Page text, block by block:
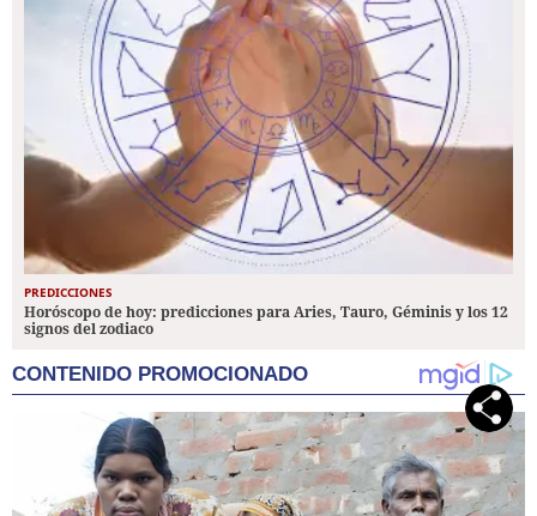
PREDICCIONES
Horóscopo de hoy: predicciones para Aries, Tauro, Géminis y los 12
signos del zodiaco
CONTENIDO PROMOCIONADO